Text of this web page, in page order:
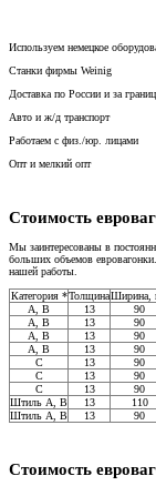
Используем немецкое
Станки фирмы Weinig
Доставка по России и за
Авто и ж/д транспорт
Работаем с физ./юр. лицами
Опт и мелкий опт
Стоимость
Мы заинтересованы в
больших объемов
нашей работы.
Категория *ТолщинаШирина,
A, В
13 90
A, В
13 90
A, В
13 90
A, В
13 90
C
13 90
С
13 90
C
13 90
Штиль А, В
13 110
Штиль А, В
13 90
Стоимость